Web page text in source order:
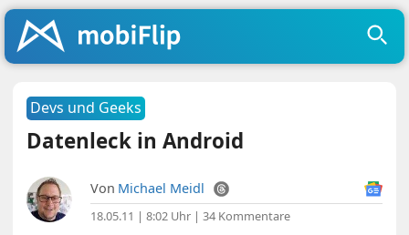
Devs und Geeks
Datenleck in Android
Von Michael Meidl
18.05.11 | 8:02 Uhr |34 Kommentare